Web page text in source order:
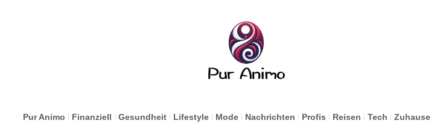
Pur Animo Finanziell Gesundheit Lifestyle Mode Nachrichten Profis Reisen Tech Zuhause